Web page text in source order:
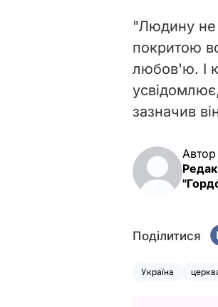
"Людину не
покритою
любов'ю. І
зазначив
Автор
Поділитися
Україна